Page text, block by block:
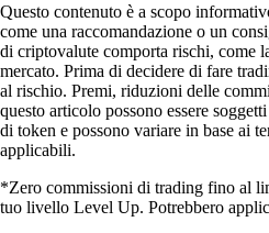
Questo contenuto è a scopo
come una raccomandazione o un
di criptovalute comporta rischi, come
mercato. Prima di decidere di fare
al rischio. Premi, riduzioni delle
questo articolo possono essere
di token e possono variare in base ai
applicabili.
*Zero commissioni di trading fino al
tuo livello Level Up. Potrebbero